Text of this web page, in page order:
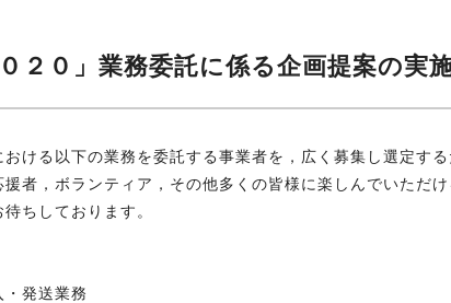
２０」業務委託に係る企画提案の実
おける以下の業務を委託する事業者を，広く募集し選定す
，ボランティア，その他多くの皆様に楽しんでいただ
ちしております。
発送業務